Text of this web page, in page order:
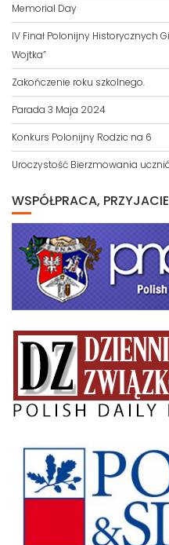
Memorial Day
IV Finał Polonijny Historycznych
Wojtka”
Zakończenie roku szkolnego.
Parada 3 Maja 2024
Konkurs Polonijny Rodzic na 6
Uroczystość Bierzmowania
WSPÓŁPRACA,